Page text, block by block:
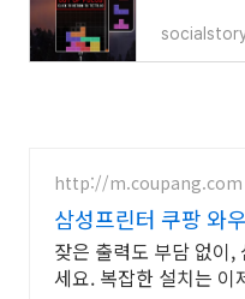
http://m.coupang.com
삼성프린터 쿠팡 와
잦은 출력도 부담 없이
세요. 복잡한 설치는 이